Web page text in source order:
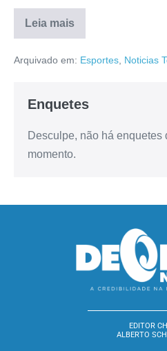
Leia mais
Arquivado em: Esportes Noticias
Enquetes
Desculpe, não há enquetes
momento.
EDITOR
ALBERTO